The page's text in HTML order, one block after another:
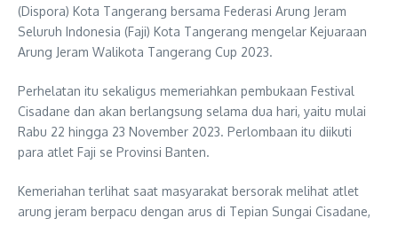
(Dispora) Kota Tangerang bersama Federasi Arung Jeram
Seluruh Indonesia (Faji) Kota Tangerang mengelar Kejuaraan
Arung Jeram Walikota Tangerang Cup 2023.
Perhelatan itu sekaligus memeriahkan pembukaan Festival
Cisadane dan akan berlangsung selama dua hari, yaitu mulai
Rabu 22 hingga 23 November 2023. Perlombaan itu diikuti
para atlet Faji se Provinsi Banten.
Kemeriahan terlihat saat masyarakat bersorak melihat atlet
arung jeram berpacu dengan arus di Tepian Sungai Cisadane,